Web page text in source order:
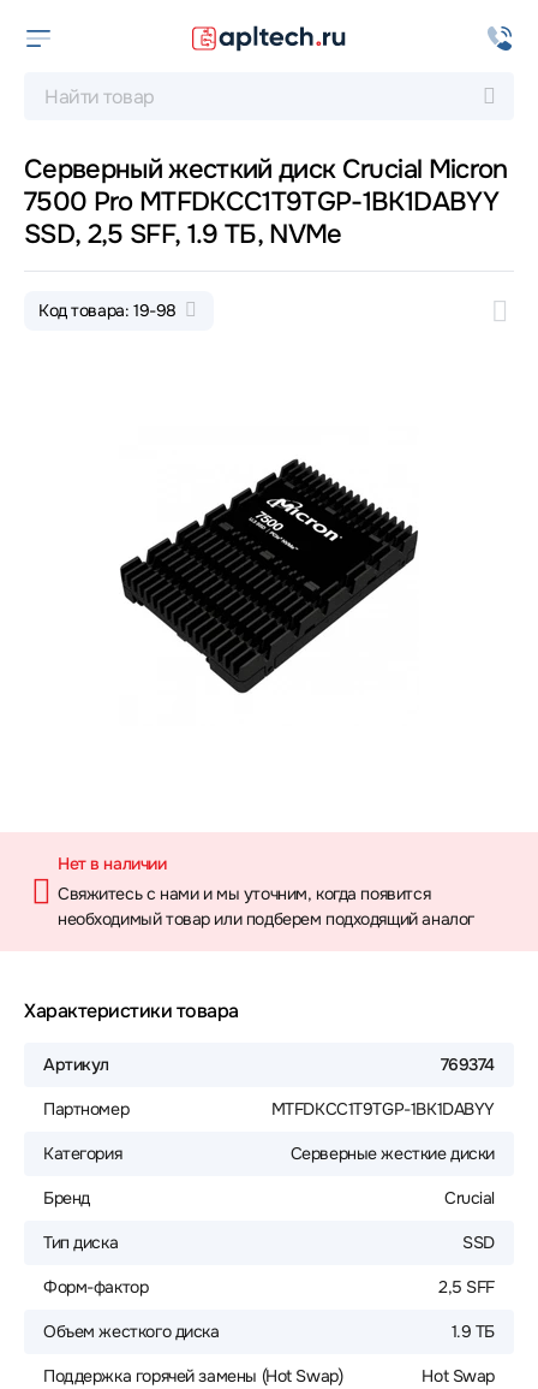
Серверный жесткий диск Crucial Micron
7500 Pro MTFDKCC1T9TGP-1BK1DABYY
SSD, 2,5 SFF, 1.9 ТБ, NVMe
Код товара: 19-98
Нет в наличии
Свяжитесь с нами и мы уточним, когда появится
необходимый товар или подберем подходящий аналог
Характеристики товара
Артикул 769374
Партномер MTFDKCC1T9TGP-1BK1DABYY
Категория Серверные жесткие диски
Бренд Crucial
Тип диска SSD
Форм-фактор 2,5 SFF
Объем жесткого диска 1.9 ТБ
Поддержка горячей замены (Hot Swap) Hot Swap